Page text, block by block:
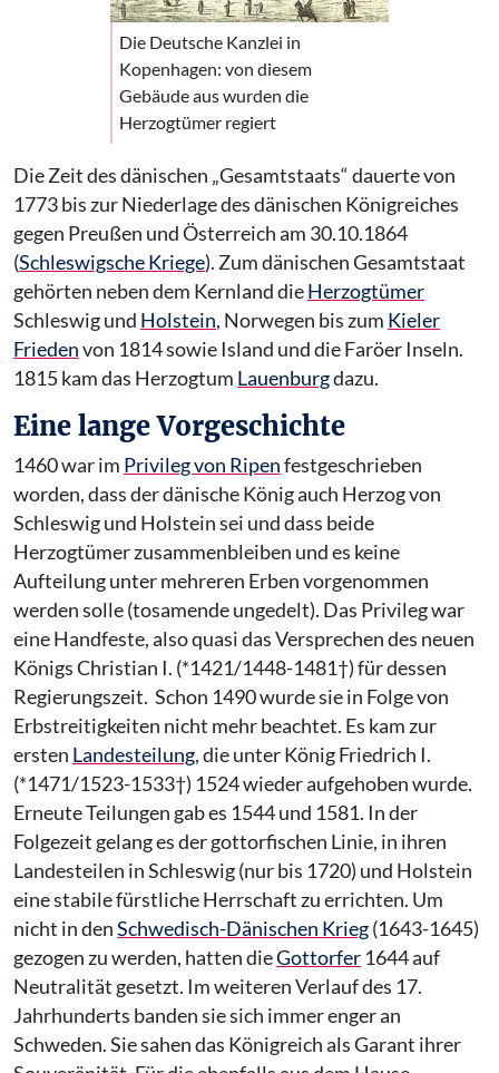
Die Deutsche Kanzlei in
Kopenhagen: von diesem
Gebäude aus wurden die
Herzogtümer regiert
Die Zeit des dänischen „Gesamtstaats“ dauerte von
1773 bis zur Niederlage des dänischen Königreiches
gegen Preußen und Österreich am 30.10.1864
(Schleswigsche Kriege). Zum dänischen Gesamtstaat
gehörten neben dem Kernland dieHerzogtümer
Schleswig und Holstein, Norwegen bis zum Kieler
Friedenvon 1814 sowie Island und die Faröer Inseln.
1815 kam das Herzogtum Lauenburgdazu.
Eine lange Vorgeschichte
1460 war im Privileg von Ripenfestgeschrieben
worden, dass der dänische König auch Herzog von
Schleswig und Holstein sei und dass beide
Herzogtümer zusammenbleiben und es keine
Aufteilung unter mehreren Erben vorgenommen
werden solle (tosamende ungedelt). Das Privileg war
eine Handfeste, also quasi das Versprechen des neuen
Königs Christian I. (*1421/1448-1481†) für dessen
Regierungszeit. Schon 1490 wurde sie in Folge von
Erbstreitigkeiten nicht mehr beachtet. Es kam zur
ersten Landesteilung, die unter König Friedrich I.
(*1471/1523-1533†) 1524 wieder aufgehoben wurde.
Erneute Teilungen gab es 1544 und 1581. In der
Folgezeit gelang es der gottorfischen Linie, in ihren
Landesteilen in Schleswig (nur bis 1720) und Holstein
eine stabile fürstliche Herrschaft zu errichten. Um
nicht in denSchwedisch-Dänischen Krieg(1643-1645)
gezogen zu werden, hatten dieGottorfer 1644 auf
Neutralität gesetzt. Im weiteren Verlauf des 17.
Jahrhunderts banden sie sich immer enger an
Schweden. Sie sahen das Königreich als Garant ihrer